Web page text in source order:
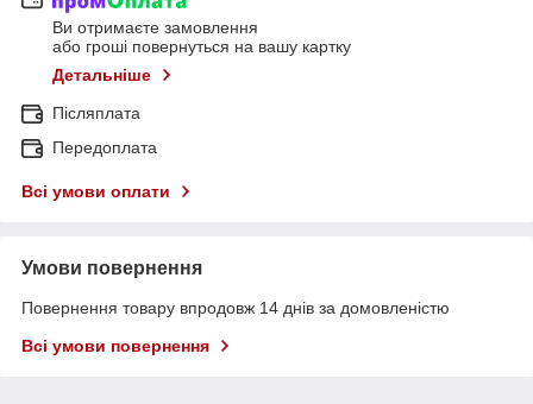
Ви отримаєте замовлення
або гроші повернуться на вашу картку
Детальніше
Післяплата
Передоплата
Всі умови оплати
Умови повернення
Повернення товару впродовж 14 днів за домовленістю
Всі умови повернення